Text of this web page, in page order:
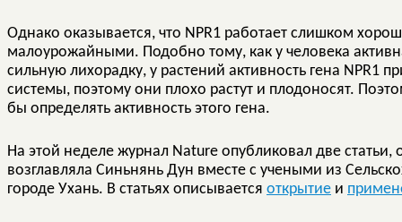
Однако оказывается, что NPR1 работает слишком
малоурожайными. Подобно тому, как у человека
сильную лихорадку, у растений активность гена NPR1
системы, поэтому они плохо растут и плодоносят.
бы определять активность этого гена.
На этой неделе журнал Nature опубликовал две
возглавляла Синьнянь Дун вместе с учеными из
городе Ухань. В статьях описывается открытие и